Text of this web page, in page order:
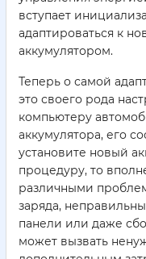
вступает
адаптироваться к
аккумулятором.
Теперь о самой
это своего рода
компьютеру
аккумулятора, его
установите новый
процедуру, то
различными
заряда,
панели или даже
может вызвать